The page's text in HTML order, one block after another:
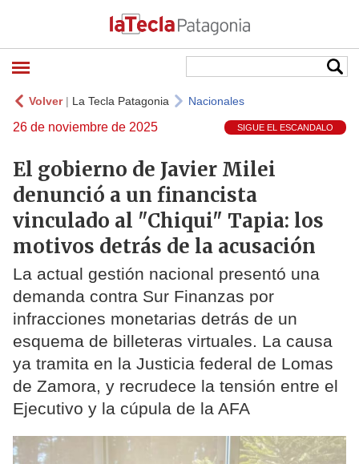
Volver| La Tecla Patagonia Nacionales
26 de noviembre de 2025 SIGUE EL ESCANDALO
El gobierno de Javier Milei
denunció a un financista
vinculado al "Chiqui" Tapia: los
motivos detrás de la acusación
La actual gestión nacional presentó una
demanda contra Sur Finanzas por
infracciones monetarias detrás de un
esquema de billeteras virtuales. La causa
ya tramita en la Justicia federal de Lomas
de Zamora, y recrudece la tensión entre el
Ejecutivo y la cúpula de la AFA